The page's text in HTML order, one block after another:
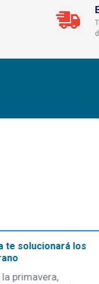
Nuestra
uniformes
Con la